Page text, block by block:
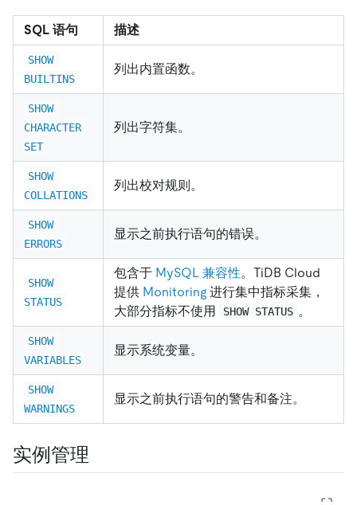
SQL 语句 描述
SHOW
BUILTINS
列出内置函数。
SHOW
CHARACTER
SET
列出字符集。
SHOW
COLLATIONS
列出校对规则。
SHOW
ERRORS
显示之前执行语句的错误。
SHOW
STATUS
包含于 MySQL 兼容性。TiDB Cloud
提供 Monitoring 进行集中指标采集，
大部分指标不使用
SHOW STATUS 。
SHOW
VARIABLES
显示系统变量。
SHOW
WARNINGS
显示之前执行语句的警告和备注。
实例管理